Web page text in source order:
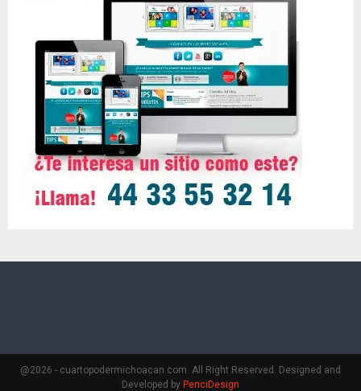
@2026 - cuartopodermichoacan.com. All Right Reserved. Designed and
Developed by PenciDesign